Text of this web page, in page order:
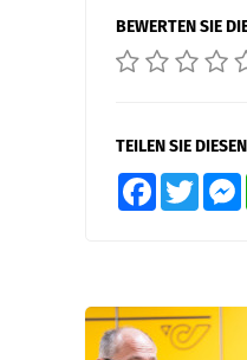
BEWERTEN SIE
TEILEN SIE
FacebookTwitter